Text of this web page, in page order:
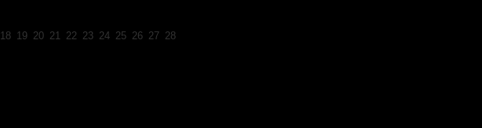
18 19 20 21 22 23 24 25 26 27 28